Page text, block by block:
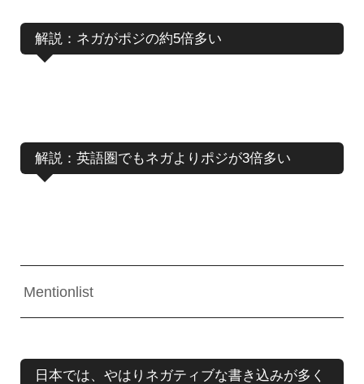
解説：ネガがポジの約5倍多い
解説：英語圏でもネガよりポジが3倍多い
Mentionlist
日本では、やはりネガティブな書き込みが多く